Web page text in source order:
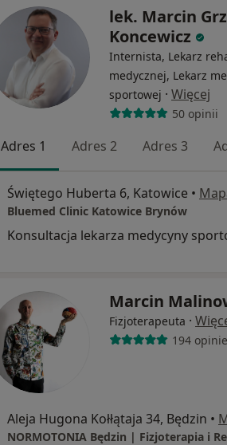
lek. Marcin
Koncewicz
Internista, Lekarz
medycznej, Lekarz
sportowej · Więcej
50 opinii
Adres 1 Adres 2 Adres 3
Świętego Huberta 6, Katowice •
Bluemed Clinic Katowice Brynów
Marcin
Fizjoterapeuta ·
194 opinie
Aleja Hugona Kołłątaja 34, Będzin •